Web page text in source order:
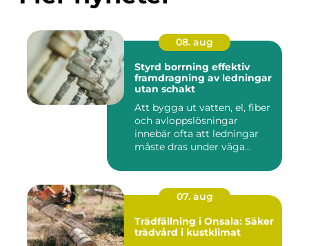
08. aug
Styrd borrning effektiv
framdragning av ledningar
utan schakt
Att bygga ut vatten, el, fiber
och avloppslösningar
innebär ofta att ledningar
måste dras under väga...
07. aug
Trädfällning i Onsala: Säker
trädvård i kustklimat